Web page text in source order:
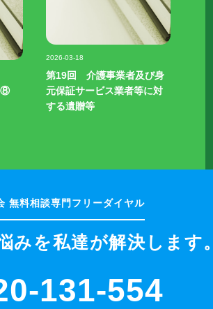
⑧
2026-03-18
第19回 介護事業者及び身
元保証サービス業者等に対
する遺贈等
みを私達が解決します。
131-554